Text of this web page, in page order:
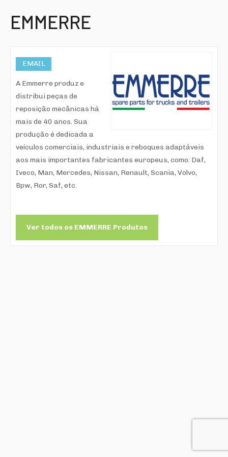
EMMERRE
EMAIL
A Emmerre produz e
distribui peças de
reposição mecânicas há
mais de 40 anos. Sua
produção é dedicada a
veículos comerciais, industriais e reboques adaptáveis
aos mais importantes fabricantes europeus, como: Daf,
Iveco, Man, Mercedes, Nissan, Renault, Scania, Volvo,
Bpw, Ror, Saf, etc.
Ver todos os EMMERRE Produtos